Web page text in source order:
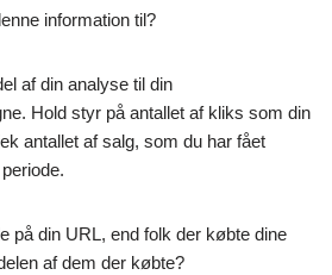
information til?
af din analyse til din
Hold styr på antallet af kliks som din
antallet af salg, som du har fået
på din URL, end folk der købte dine
af dem der købte?